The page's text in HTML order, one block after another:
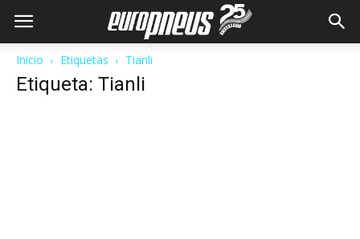
Inicio Etiquetas Tianli
Etiqueta: Tianli